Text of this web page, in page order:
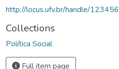
http://locus.ufv.br/handle/
Collections
Política Social
Full item page